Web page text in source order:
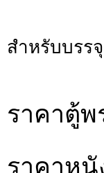
สำหรับบรร
ราคาตู้พ
ราคาหนั